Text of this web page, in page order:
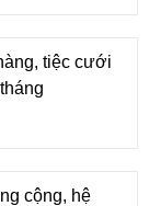
tiệc cưới
cộng, hệ